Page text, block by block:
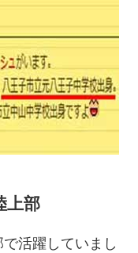
上部
活躍していまし